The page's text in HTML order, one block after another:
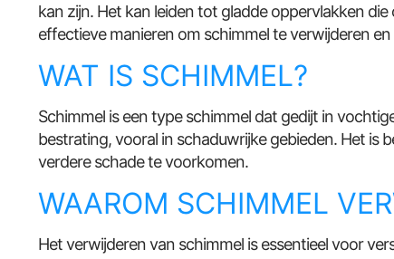
kan zijn. Het kan leiden tot gladde oppervlakken
effectieve manieren om schimmel te verwijderen
WAT IS SCHIMMEL?
Schimmel is een type schimmel dat gedijt in
bestrating, vooral in schaduwrijke gebieden. Het is
verdere schade te voorkomen.
WAAROM SCHIMMEL
Het verwijderen van schimmel is essentieel voor